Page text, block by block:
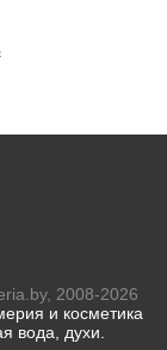
2008-2026
и косметика
вода, духи.